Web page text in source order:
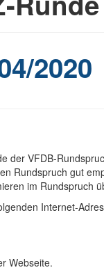
2020
der VFDB-
Rundspruch gut
im Rundspruch
Internet-
Webseite.